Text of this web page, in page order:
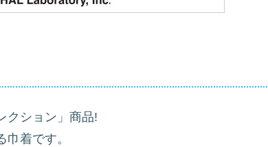
クション」商品!
着です。